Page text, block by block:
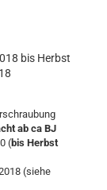
bis Herbst
ab ca BJ
(bis Herbst
(siehe